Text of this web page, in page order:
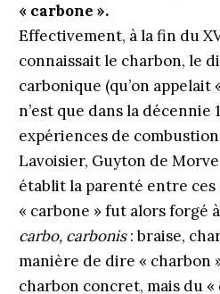
« carbone ».
Effectivement, à la fin du
connaissait le charbon, le
carbonique (qu’on appelait
n’est que dans la décennie
expériences de
Lavoisier, Guyton de
établit la parenté entre ces
« carbone » fut alors forgé
carbo, carbonis: braise,
manière de dire « charbon
charbon concret, mais du «